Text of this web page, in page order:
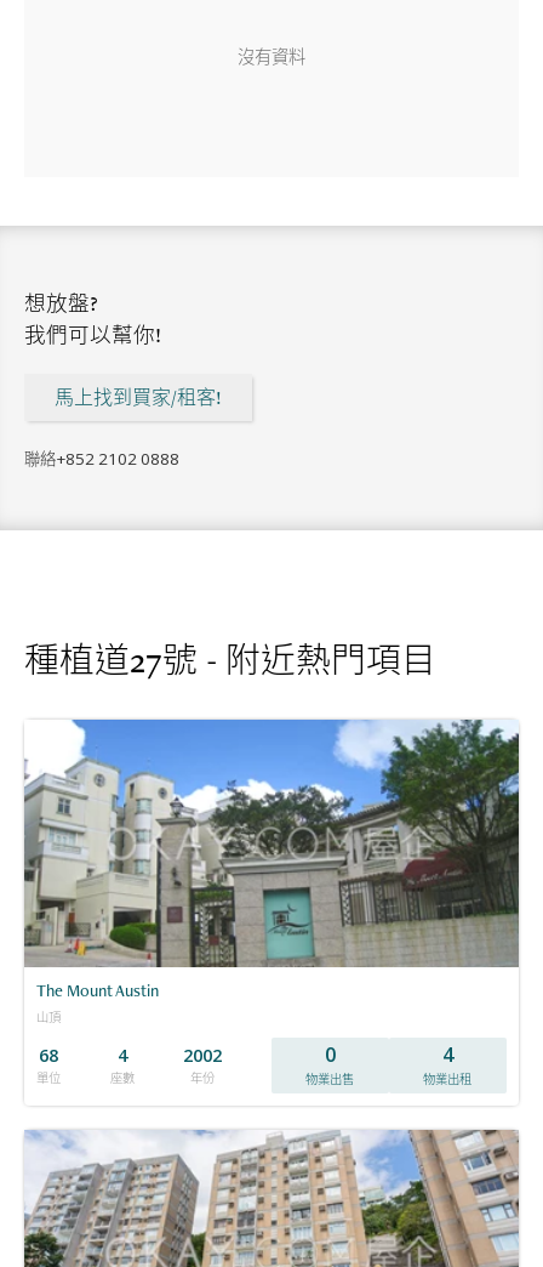
沒有資料
想放盤?
我們可以幫你!
馬上找到買家/租客!
聯絡+852 2102 0888
種植道27號 - 附近熱門項目
The Mount Austin
山頂
68
單位
4
座數
2002
年份
0
物業出售
4
物業出租